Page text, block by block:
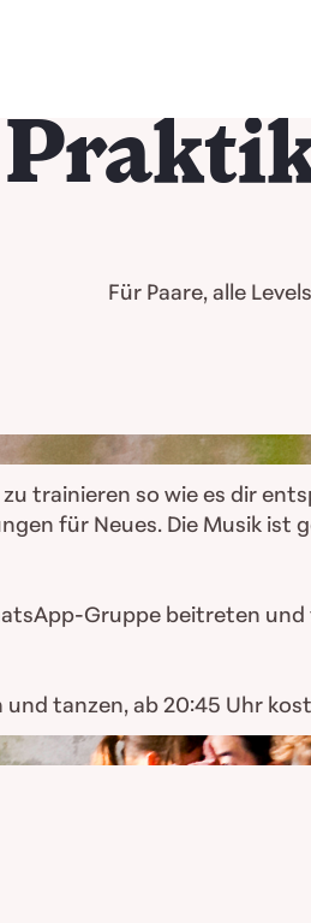
Für Paare, alle Levels
trainieren so wie es dir
für Neues. Die Musik
Gruppe beitreten
tanzen, ab 20:45 Uhr